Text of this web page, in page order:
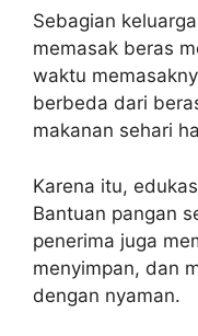
Sebagian
memasak beras
waktu
berbeda dari
makanan sehari
Karena itu,
Bantuan pangan
penerima juga
menyimpan, dan
dengan nyaman.